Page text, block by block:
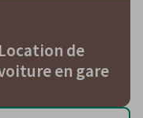
Location de
en gare